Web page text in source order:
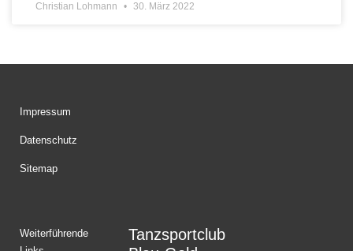
Christian Lohmann 30. März 2022
Impressum
Datenschutz
Sitemap
Weiterführende
Tanzsportclub